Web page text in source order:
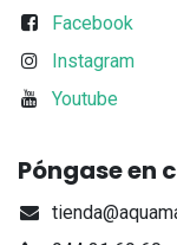
Facebook
Instagram
Youtube
Póngase en